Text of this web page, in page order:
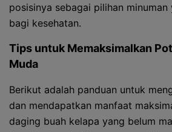
posisinya sebagai pilihan
bagi kesehatan.
Tips untuk Memaksimalkan
Muda
Berikut adalah panduan untuk
dan mendapatkan manfaat
daging buah kelapa yang belum